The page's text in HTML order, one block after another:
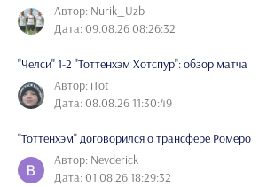
Автор: Nurik_Uzb
Дата: 09.08.26 08:26:32
"Челси" 1-2 "Тоттенхэм Хотспур": обзор матча
Автор: iTot
Дата: 08.08.26 11:30:49
"Тоттенхэм" договорился о трансфере Ромеро
Автор: Nevderick
Дата: 01.08.26 18:29:32